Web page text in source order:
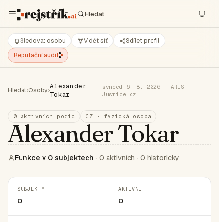
Sledovat osobu Vidět síť
Sdílet profil
Reputační audit
Hledat›Osoby›
Alexander
Tokar
synced 6. 8. 2026 · ARES ·
Justice.cz
0 aktivních pozic CZ · fyzická osoba
Alexander Tokar
Funkce v 0 subjektech · 0 aktivních · 0 historicky
SUBJEKTY
0
AKTIVNÍ
0